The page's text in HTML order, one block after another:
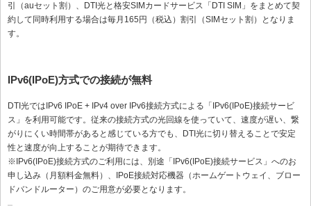
引（auセット割）、DTI光と格安SIMカードサービス「DTI SIM」をまとめて契
約して同時利用する場合は毎月165円（税込）割引（SIMセット割）となりま
す。
IPv6(IPoE)方式での接続が無料
DTI光ではIPv6 IPoE + IPv4 over IPv6接続方式による「IPv6(IPoE)接続サービ
ス」を利用可能です。従来の接続方式の光回線を使っていて、速度が遅い、繋
がりにくい時間帯があると感じている方でも、DTI光に切り替えることで安定
性と速度が向上することが期待できます。
※IPv6(IPoE)接続方式のご利用には、別途「IPv6(IPoE)接続サービス」へのお
申し込み（月額料金無料）、IPoE接続対応機器（ホームゲートウェイ、ブロー
ドバンドルーター）のご用意が必要となります。